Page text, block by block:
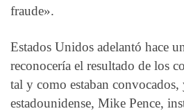
fraude».
Estados Unidos adelantó hace
reconocería el resultado de los
tal y como estaban
estadounidense, Mike Pence,